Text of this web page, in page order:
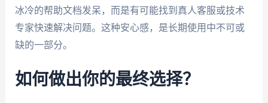
冰冷的帮助文档发呆，而是有可能找到真人客服或技术
专家快速解决问题。这种安心感，是长期使用中不可或
缺的一部分。
如何做出你的最终选择？